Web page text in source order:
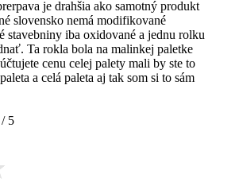
je drahšia ako samotný produkt
slovensko nemá modifikované
stavebniny iba oxidované a jednu rolku
Ta rokla bola na malinkej paletke
cenu celej palety mali by ste to
a celá paleta aj tak som si to sám
/ 5